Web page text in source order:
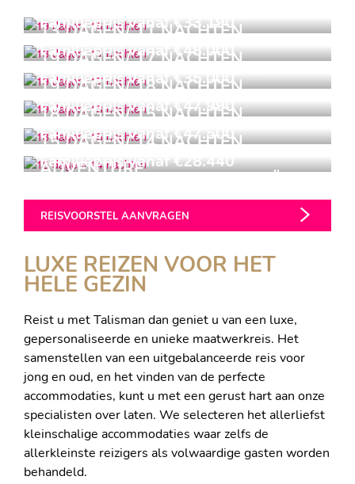
Familieprijs vanaf €33.190
13 DAGEN/ 11 NACHTEN
Familieprijs vanaf €48.000
19 DAGEN/ 17 NACHTEN
Familieprijs vanaf €35.000
19 DAGEN/ 18 NACHTEN
Familieprijs vanaf €47.990
ADVENTURE
18 DAGEN/ 15 NACHTEN
Familieprijs vanaf €47.500
15 DAGEN/ 14 NACHTEN
Familieprijs vanaf €28.440
REISVOORSTEL AANVRAGEN
LUXE REIZEN VOOR HET
HELE GEZIN
Reist u met Talisman dan geniet u van een luxe,
gepersonaliseerde en unieke maatwerkreis. Het
samenstellen van een uitgebalanceerde reis voor
jong en oud, en het vinden van de perfecte
accommodaties, kunt u met een gerust hart aan onze
specialisten over laten. We selecteren het allerliefst
kleinschalige accommodaties waar zelfs de
allerkleinste reizigers als volwaardige gasten worden
behandeld.